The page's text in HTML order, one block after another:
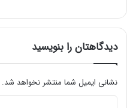
دیدگاهتان را بنویسید
نشانی ایمیل شما منتشر نخواهد شد.